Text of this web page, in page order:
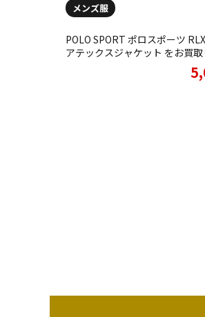
メンズ服
POLO SPORT ポロスポーツ
アテックスジャケット をお買